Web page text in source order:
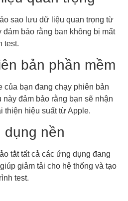
sao lưu dữ liệu quan trọng từ
bảo rằng bạn không bị mất
test.
bản phần mềm
của bạn đang chạy phiên bản
đảm bảo rằng bạn sẽ nhận
thiện hiệu suất từ Apple.
dụng nền
tắt tất cả các ứng dụng đang
giảm tải cho hệ thống và tạo
test.